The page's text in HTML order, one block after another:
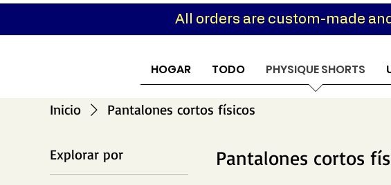
All orders are custom-made
HOGAR TODO PHYSIQUE SHORTS
Inicio Pantalones cortos físicos
Explorar por Pantalones cortos